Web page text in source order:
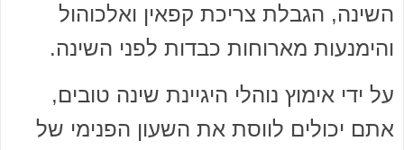
השינה, הגבלת צריכת קפאין ואלכוהול
והימנעות מארוחות כבדות לפני השינה.
על ידי אימוץ נוהלי היגיינת שינה טובים,
אתם יכולים לווסת את השעון הפנימי של